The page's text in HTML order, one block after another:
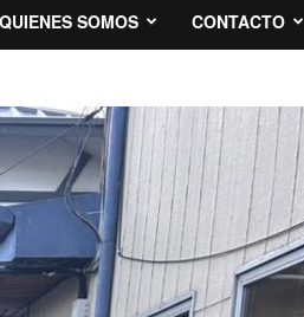
QUIENES SOMOS CONTACTO